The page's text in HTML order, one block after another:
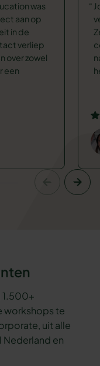
was
aan op
in de
verliep
over zowel
een
1.500+
workshops te
uit alle
Nederland en